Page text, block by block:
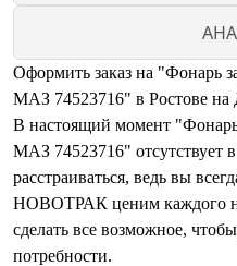
Оформить заказ на "Фонарь
МАЗ 74523716" в Ростове на
В настоящий момент
МАЗ 74523716" отсутствует
расстраиваться, ведь вы
НОВОТРАК ценим каждого
сделать все возможное,
потребности.